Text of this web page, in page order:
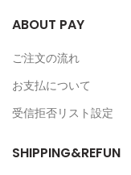
ABOUT PAY
ご注文の流れ
お支払について
受信拒否リスト設定
SHIPPING&REFUN